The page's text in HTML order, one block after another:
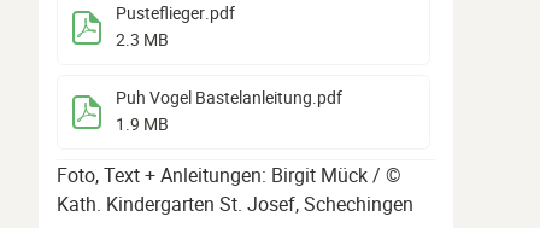
Pusteflieger.pdf
2.3 MB
Puh Vogel Bastelanleitung.pdf
1.9 MB
Foto, Text + Anleitungen: Birgit Mück / ©
Kath. Kindergarten St. Josef, Schechingen